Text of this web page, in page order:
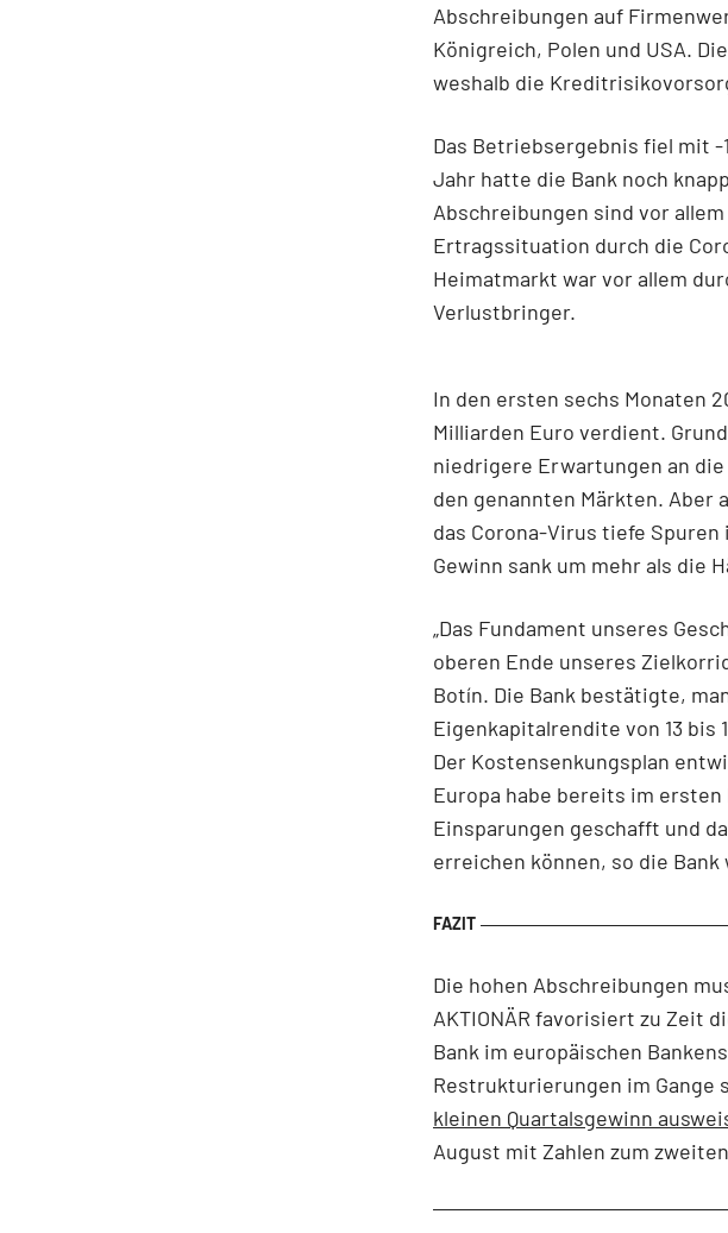
Abschreibungen auf
Königreich, Polen und USA.
weshalb die
Das Betriebsergebnis fiel mit -
Jahr hatte die Bank noch
Abschreibungen sind vor
Ertragssituation durch die
Heimatmarkt war vor allem
Verlustbringer.
In den ersten sechs Monaten
Milliarden Euro verdient.
niedrigere Erwartungen an
den genannten Märkten.
das Corona-Virus tiefe
Gewinn sank um mehr als die
„Das Fundament unseres
oberen Ende unseres
Botín. Die Bank bestätigte,
Eigenkapitalrendite von 13 bis
Der Kostensenkungsplan
Europa habe bereits im ersten
Einsparungen geschafft und
erreichen können, so die Bank
Die hohen Abschreibungen
AKTIONÄR favorisiert zu Zeit
Bank im europäischen
Restrukturierungen im Gange
kleinen Quartalsgewinn
August mit Zahlen zum